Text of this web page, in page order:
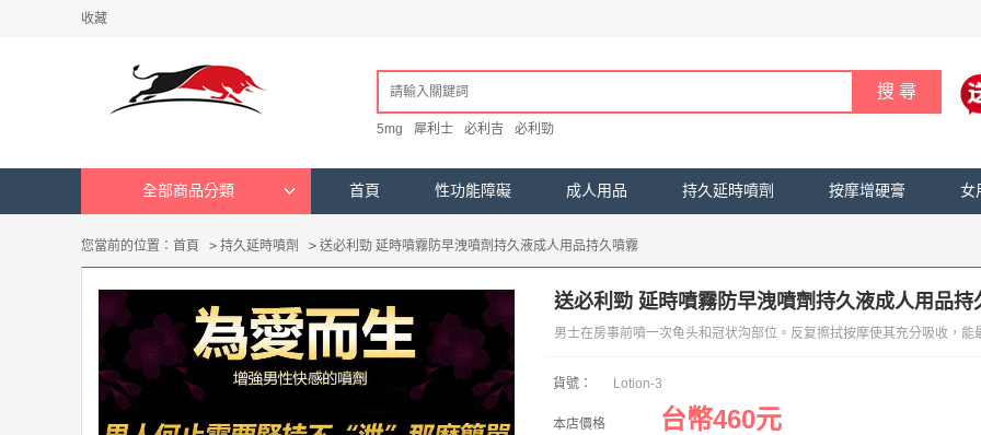
收藏
5mg 犀利士 必利吉 必利勁
全部商品分類 首頁 性功能障礙 成人用品 持久延時噴劑 按摩增硬膏 女
您當前的位置： 首頁 > 持久延時噴劑 > 送必利勁 延時噴霧防早洩噴劑持久液成人用品持久噴霧
送必利勁 延時噴霧防早洩噴劑持久液成人用品持
男士在房事前噴一次龟头和冠状沟部位。反复擦拭按摩使其充分吸收，能
貨號： Lotion-3
本店價格 台幣460元